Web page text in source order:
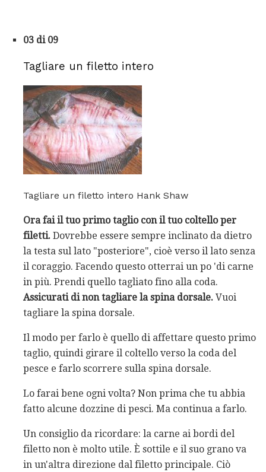
03 di 09
Tagliare un filetto intero
Tagliare un filetto intero Hank Shaw
Ora fai il tuo primo taglio con il tuo coltello per
filetti. Dovrebbe essere sempre inclinato da dietro
la testa sul lato "posteriore", cioè verso il lato senza
il coraggio. Facendo questo otterrai un po 'di carne
in più. Prendi quello tagliato fino alla coda.
Assicurati di non tagliare la spina dorsale. Vuoi
tagliare la spina dorsale.
Il modo per farlo è quello di affettare questo primo
taglio, quindi girare il coltello verso la coda del
pesce e farlo scorrere sulla spina dorsale.
Lo farai bene ogni volta? Non prima che tu abbia
fatto alcune dozzine di pesci. Ma continua a farlo.
Un consiglio da ricordare: la carne ai bordi del
filetto non è molto utile. È sottile e il suo grano va
in un'altra direzione dal filetto principale. Ciò